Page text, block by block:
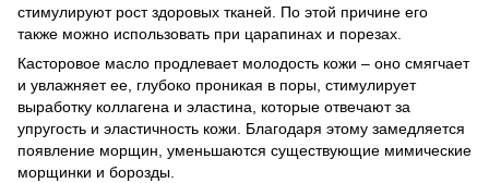
стимулируют рост здоровых тканей. По этой причине его
также можно использовать при царапинах и порезах.
Касторовое масло продлевает молодость кожи – оно смягчает
и увлажняет ее, глубоко проникая в поры, стимулирует
выработку коллагена и эластина, которые отвечают за
упругость и эластичность кожи. Благодаря этому замедляется
появление морщин, уменьшаются существующие мимические
морщинки и борозды.